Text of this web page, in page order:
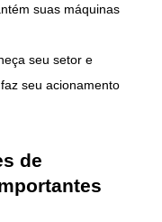
suas máquinas
seu setor e
seu acionamento
de